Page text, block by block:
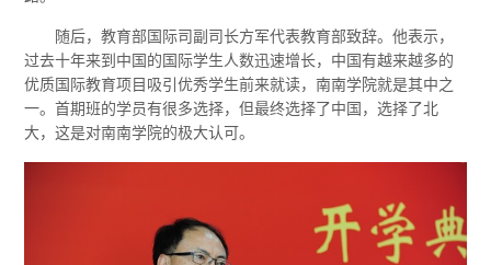
随后，教育部国际司副司长方军代表教育部致辞。他表示，
过去十年来到中国的国际学生人数迅速增长，中国有越来越多的
优质国际教育项目吸引优秀学生前来就读，南南学院就是其中之
一。首期班的学员有很多选择，但最终选择了中国，选择了北
大，这是对南南学院的极大认可。